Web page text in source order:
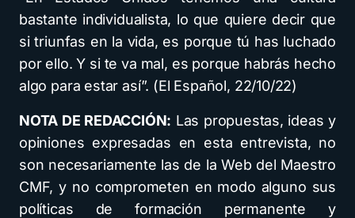
bastante individualista, lo que quiere decir que
si triunfas en la vida, es porque tú has luchado
por ello. Y si te va mal, es porque habrás hecho
algo para estar así”. (El Español, 22/10/22)
NOTA DE REDACCIÓN: Las propuestas, ideas y
opiniones expresadas en esta entrevista, no
son necesariamente las de la Web del Maestro
CMF, y no comprometen en modo alguno sus
políticas de formación permanente y